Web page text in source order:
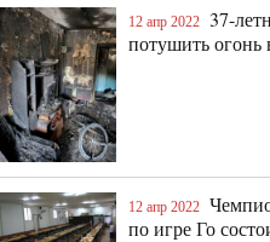
12 апр 2022
37-
потушить огонь
12 апр 2022
по игре Го